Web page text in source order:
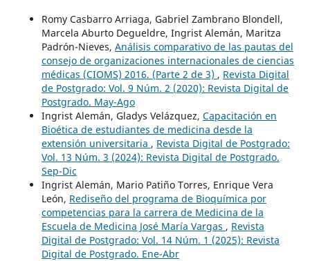
Romy Casbarro Arriaga, Gabriel Zambrano Blondell,
Marcela Aburto Degueldre, Ingrist Alemán, Maritza
Padrón-Nieves, Análisis comparativo de las pautas del
consejo de organizaciones internacionales de ciencias
médicas (CIOMS) 2016. (Parte 2 de 3) , Revista Digital
de Postgrado: Vol. 9 Núm. 2 (2020): Revista Digital de
Postgrado. May-Ago
Ingrist Alemán, Gladys Velázquez, Capacitación en
Bioética de estudiantes de medicina desde la
extensión universitaria , Revista Digital de Postgrado:
Vol. 13 Núm. 3 (2024): Revista Digital de Postgrado.
Sep-Dic
Ingrist Alemán, Mario Patiño Torres, Enrique Vera
León, Rediseño del programa de Bioquímica por
competencias para la carrera de Medicina de la
Escuela de Medicina José María Vargas , Revista
Digital de Postgrado: Vol. 14 Núm. 1 (2025): Revista
Digital de Postgrado. Ene-Abr